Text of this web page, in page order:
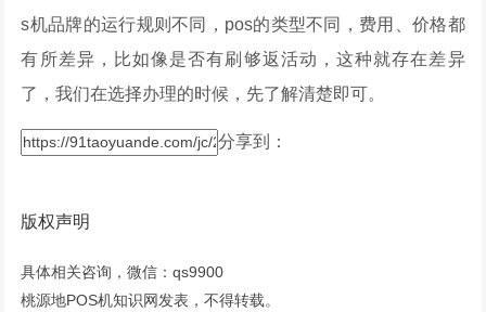
s机品牌的运行规则不同，pos的类型不同，费用、价格都
有所差异，比如像是否有刷够返活动，这种就存在差异
了，我们在选择办理的时候，先了解清楚即可。
分享到：
版权声明
具体相关咨询，微信：qs9900
桃源地POS机知识网发表，不得转载。